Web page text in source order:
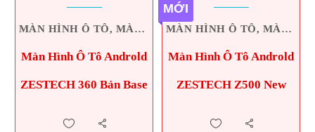
MÀN HÌNH Ô TÔ, MÀN HÌNH ZESTECH , NỘI THẤT Ô
Màn Hình Ô Tô Androld
ZESTECH 360 Bản Base
MỚI
MÀN HÌNH Ô TÔ, MÀN HÌNH ZESTECH
Màn Hình Ô Tô Androld
ZESTECH Z500 New